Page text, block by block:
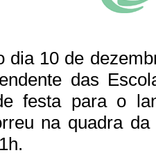
de dezembro
das
festa para o
na quadra